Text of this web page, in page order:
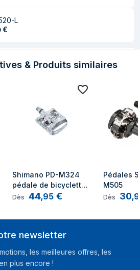
L
€
& Produits similaires
Shimano PD-M324
pédale de bicyclette
Argent 2 pièce(s)
Dès 44,95 €
Pédales
M505
Dès 30,
newsletter
les meilleures offres, les
plus encore !